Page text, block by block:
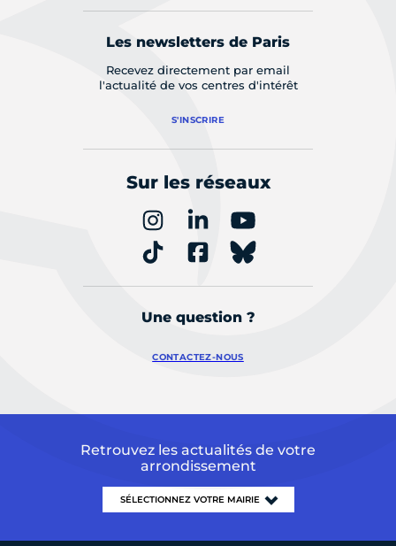
Les newsletters de Paris
Recevez directement par email
l'actualité de vos centres d'intérêt
S'INSCRIRE
Sur les réseaux
Une question ?
CONTACTEZ-NOUS
Retrouvez les actualités de votre
arrondissement